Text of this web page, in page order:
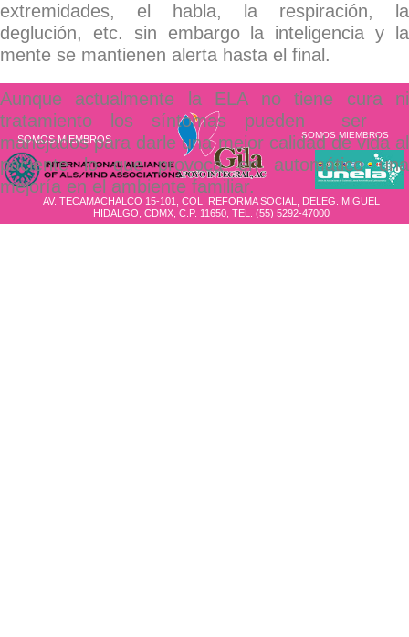
SOMOS MIEMBROS SOMOS MIEMBROS
AV. TECAMACHALCO 15-101, COL. REFORMA SOCIAL, DELEG. MIGUEL
HIDALGO, CDMX, C.P. 11650, TEL. (55) 5292-47000
extremidades, el habla, la respiración, la
deglución, etc. sin embargo la inteligencia y la
mente se mantienen alerta hasta el final.
Aunque actualmente la ELA no tiene cura ni
tratamiento los síntomas pueden ser
manejados para darle una mejor calidad de vida al
paciente lo que provoca en automático una
mejoría en el ambiente familiar.